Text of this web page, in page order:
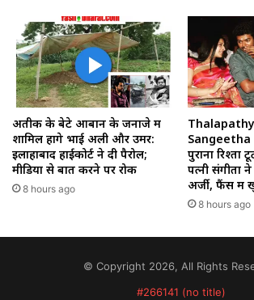
अतीक के बेटे आबान के जनाजे में
शामिल होंगे भाई अली और उमर:
इलाहाबाद हाईकोर्ट ने दी पैरोल;
मीडिया से बात करने पर रोक
8 hours ago
Sangeetha
पुराना
पत्नी संगीता ने
अर्जी, फैंस में
8 hours ago
© Copyright 2026, All Rights
#266141 (no title)